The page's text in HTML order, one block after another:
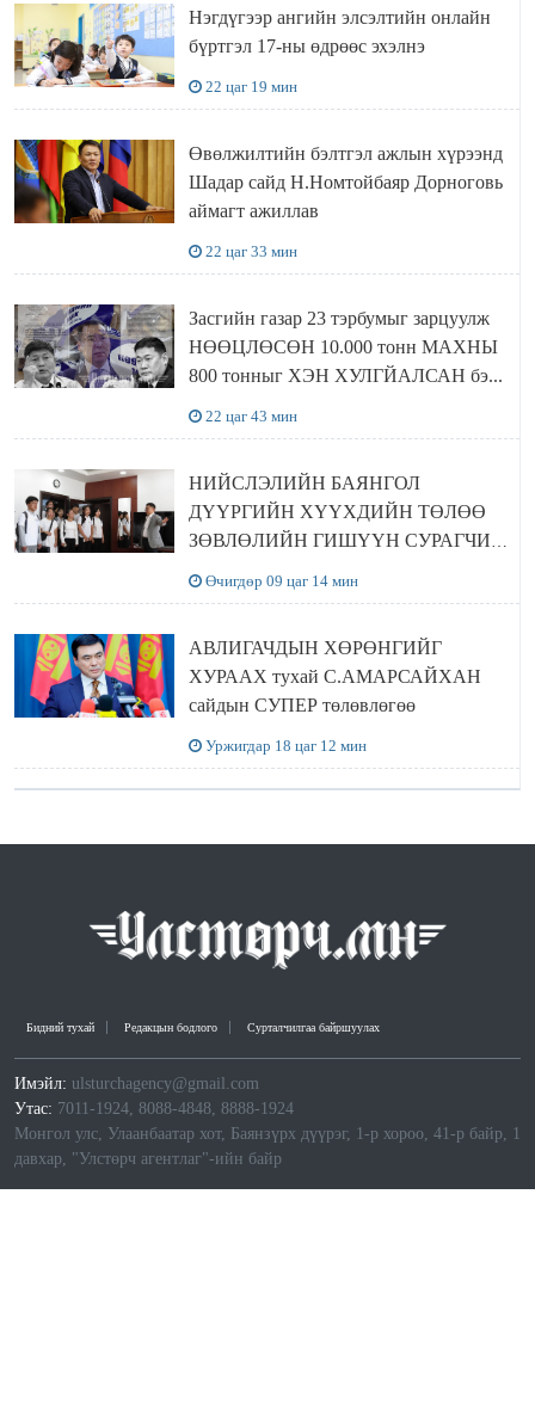
Нэгдүгээр ангийн элсэлтийн онлайн
бүртгэл 17-ны өдрөөс эхэлнэ
22 цаг 19 мин
Өвөлжилтийн бэлтгэл ажлын хүрээнд
Шадар сайд Н.Номтойбаяр Дорноговь
аймагт ажиллав
22 цаг 33 мин
Засгийн газар 23 тэрбумыг зарцуулж
НӨӨЦЛӨСӨН 10.000 тонн МАХНЫ
800 тонныг ХЭН ХУЛГЙАЛСАН бэ...
22 цаг 43 мин
НИЙСЛЭЛИЙН БАЯНГОЛ
ДҮҮРГИЙН ХҮҮХДИЙН ТӨЛӨӨ
ЗӨВЛӨЛИЙН ГИШҮҮН СУРАГЧИД
Өчигдөр 09 цаг 14 мин
АВЛИГАЧДЫН ХӨРӨНГИЙГ
ХУРААХ тухай С.АМАРСАЙХАН
сайдын СУПЕР төлөвлөгөө
Уржигдар 18 цаг 12 мин
Бидний тухай Редакцын бодлого Сурталчилгаа байршуулах
Имэйл: ulsturchagency@gmail.com
Утас: 7011-1924, 8088-4848, 8888-1924
Монгол улс, Улаанбаатар хот, Баянзүрх дүүрэг, 1-р хороо, 41-р байр, 1
давхар, "Улстөрч агентлаг"-ийн байр